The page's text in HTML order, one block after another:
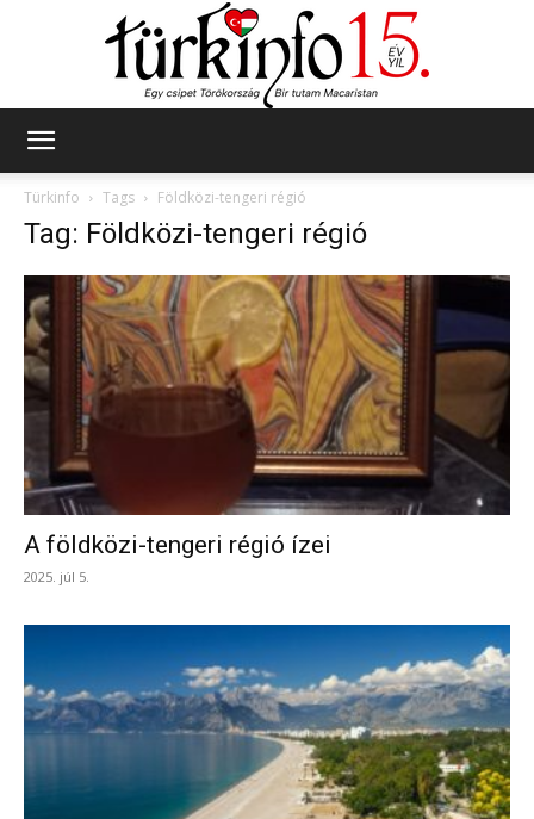
Türkinfo
Tags Földközi-tengeri régió
Tag: Földközi-tengeri régió
A földközi-tengeri régió ízei
2025. júl 5.